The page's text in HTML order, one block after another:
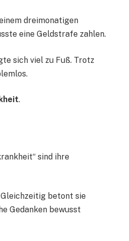
dreimonatigen
eine Geldstrafe zahlen.
sich viel zu Fuß. Trotz
.
sind ihre
Gleichzeitig betont sie
Gedanken bewusst